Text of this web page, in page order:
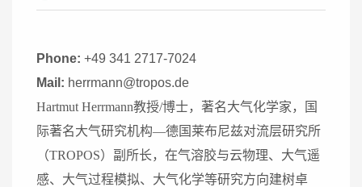
Phone: +49 341 2717-7024
Mail: herrmann@tropos.de
Hartmut Herrmann教授/博士，著名大气化学家，国
际著名大气研究机构—德国莱布尼兹对流层研究所
（TROPOS）副所长，在气溶胶与云物理、大气遥
感、大气过程模拟、大气化学等研究方向建树卓